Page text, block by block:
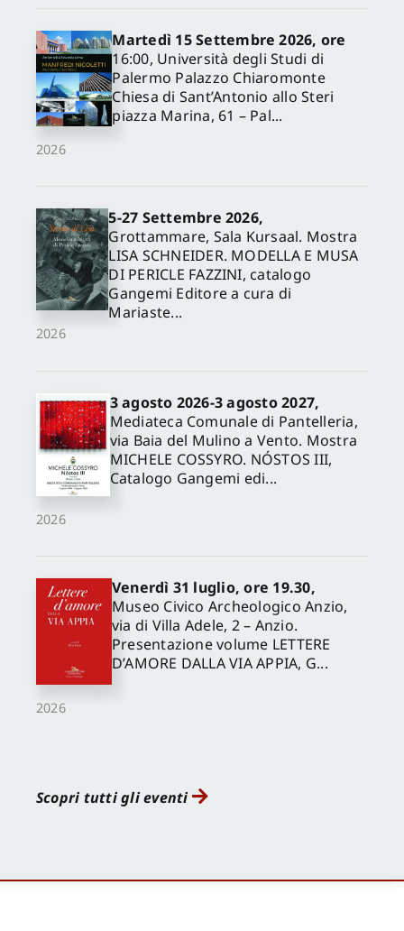
2026
Martedì 15 Settembre 2026, ore
16:00, Università degli Studi di
Palermo Palazzo Chiaromonte
Chiesa di Sant’Antonio allo Steri
piazza Marina, 61 – Pal...
2026
5-27 Settembre 2026,
Grottammare, Sala Kursaal. Mostra
LISA SCHNEIDER. MODELLA E MUSA
DI PERICLE FAZZINI, catalogo
Gangemi Editore a cura di
Mariaste...
2026
3 agosto 2026-3 agosto 2027,
Mediateca Comunale di Pantelleria,
via Baia del Mulino a Vento. Mostra
MICHELE COSSYRO. NÓSTOS III,
Catalogo Gangemi edi...
2026
Venerdì 31 luglio, ore 19.30,
Museo Civico Archeologico Anzio,
via di Villa Adele, 2 – Anzio.
Presentazione volume LETTERE
D’AMORE DALLA VIA APPIA, G...
Scopri tutti gli eventi